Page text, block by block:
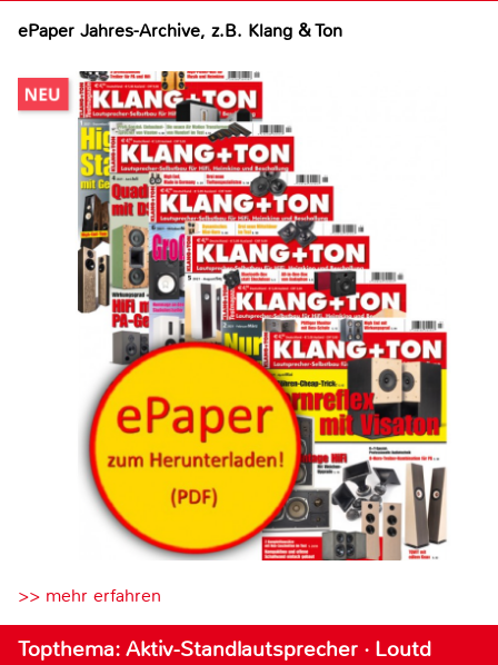
ePaper Jahres-Archive, z.B. Klang & Ton
>> mehr erfahren
Topthema: Aktiv-Standlautsprecher · Loutd